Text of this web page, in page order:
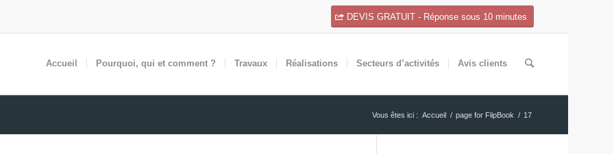
DEVIS GRATUIT - Réponse sous 10 minutes
Accueil Pourquoi, qui et comment ? Travaux Réalisations Secteurs d’activités Avis clients
Vous êtes ici : Accueil / page for FlipBook / 17